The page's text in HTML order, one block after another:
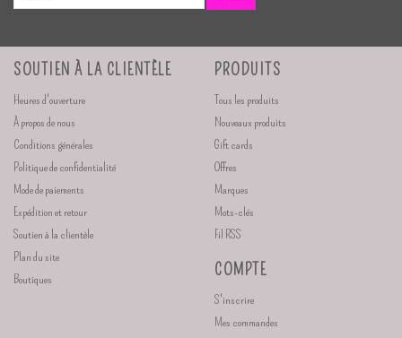
SOUTIEN À LA CLIENTÈLE
Heures d'ouverture
À propos de nous
Conditions générales
Politique de confidentialité
Mode de paiements
Expédition et retour
Soutien à la clientèle
Plan du site
Boutiques
PRODUITS
Tous les produits
Nouveaux produits
Gift cards
Offres
Marques
Mots-clés
Fil RSS
COMPTE
S'inscrire
Mes commandes